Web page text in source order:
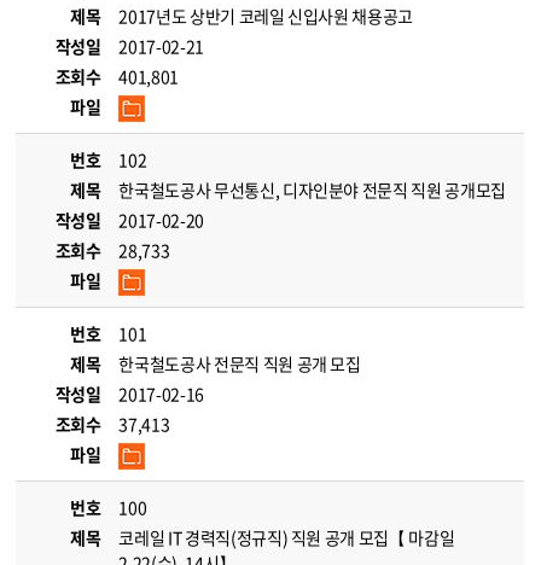
제목
2017년도 상반기 코레일 신입사원 채용공고
작성일
2017-02-21
조회수
401,801
파일
번호
102
제목
한국철도공사 무선통신, 디자인분야 전문직 직원 공개모집
작성일
2017-02-20
조회수
28,733
파일
번호
101
제목
한국철도공사 전문직 직원 공개 모집
작성일
2017-02-16
조회수
37,413
파일
번호
100
제목
코레일 IT 경력직(정규직) 직원 공개 모집【 마감일